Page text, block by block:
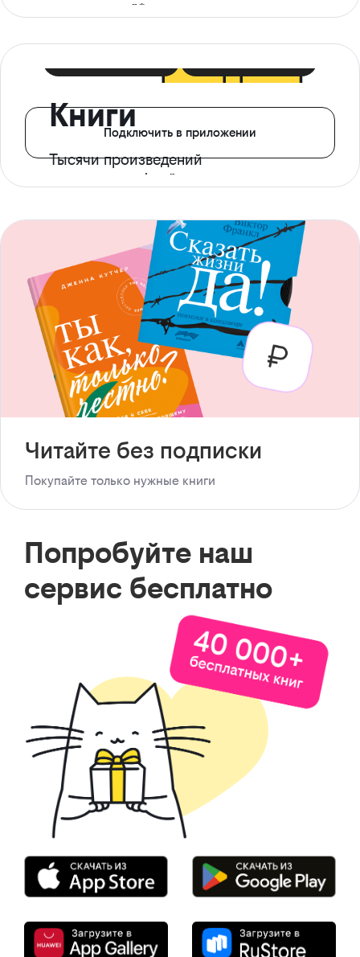
ограничений*
Книги
Тысячи произведений
с доступом офлайн
Подключить в приложении
Читайте без подписки
Покупайте только нужные книги
Попробуйте наш
сервис бесплатно